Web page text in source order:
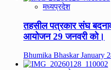
मध्यप्रदेश
तहसील पत्रकार संघ
आयोजन 29 जनवरी को।
Bhumika BhaskarJanuary